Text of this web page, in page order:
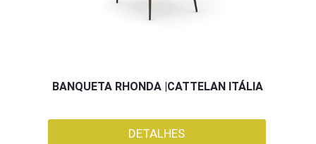
BANQUETA RHONDA |CATTELAN ITÁLIA
DETALHES